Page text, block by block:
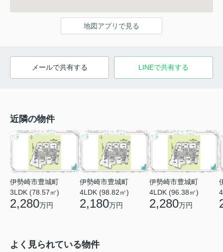
地図アプリで見る
メールで共有する LINEで共有する
近隣の物件
伊勢崎市豊城町
3LDK (78.57㎡)
2,280万円
伊勢崎市豊城町
4LDK (98.82㎡)
2,180万円
伊勢崎市豊城町
4LDK (96.38㎡)
2,280万円
よく見られている物件